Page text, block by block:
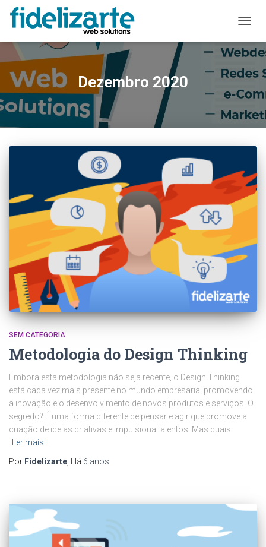
A
Dezembro 2020
SEM CATEGORIA
Metodologia do Design Thinking
Embora esta metodologia não seja recente, o Design Thinking
está cada vez mais presente no mundo empresarial promovendo
a inovação e o desenvolvimento de novos produtos e serviços. O
segredo? É uma forma diferente de pensar e agir que promove a
criação de ideias criativas e impulsiona talentos. Mas quais
Ler mais…
Por Fidelizarte , Há 6 anos